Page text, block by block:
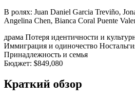
В ролях: Juan Daniel Garcia Treviño,
Angelina Chen, Bianca Coral Puente
драма Потеря идентичности и
Иммиграция и одиночество
Принадлежность и семья
Бюджет: $849,080
Краткий обзор